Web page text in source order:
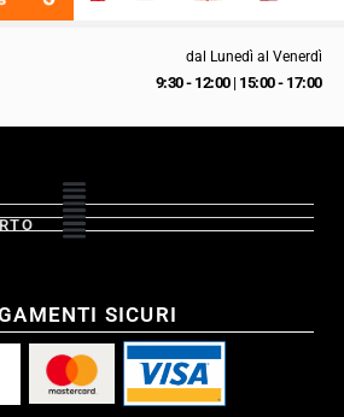
dal Lunedì al Venerdì
9:30 - 12:00| 15:00 - 17:00
SICURI